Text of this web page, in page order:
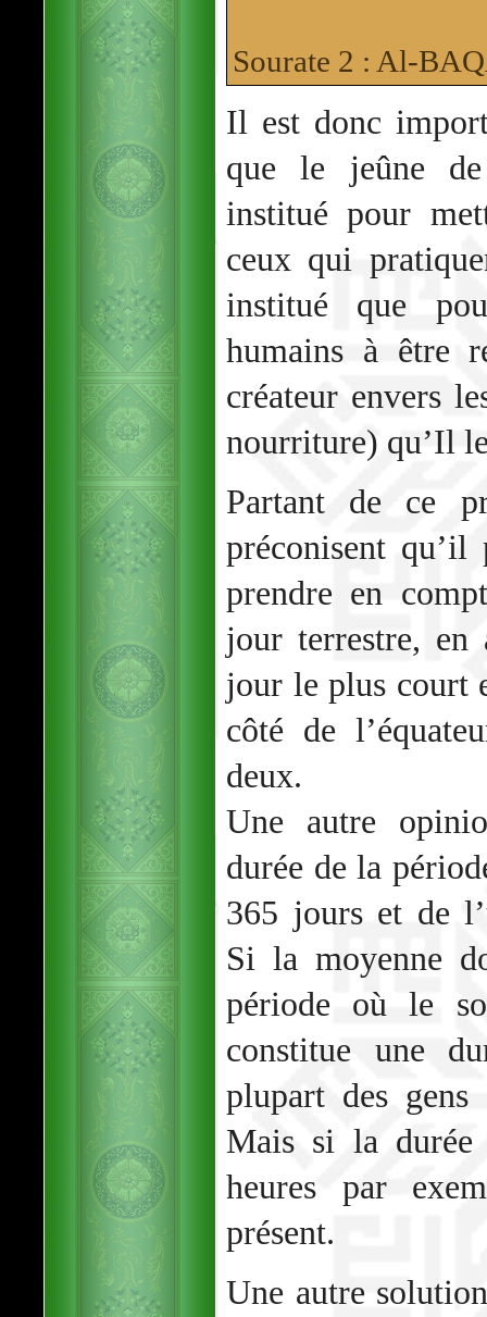
Sourate 2 : Al-
Il est donc
que le jeûne
institué pour
ceux qui
institué que
humains à être
créateur envers
nourriture) qu’Il
Partant de ce
préconisent
prendre en
jour terrestre, en
jour le plus court
côté de
deux.
Une autre
durée de la
365 jours et de
Si la moyenne
période où le
constitue une
plupart des gens
Mais si la durée
heures par
présent.
Une autre